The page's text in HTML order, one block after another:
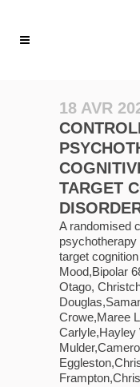
18 AVR
TARGET
A randomised
psychotherapy
target
Mood,Bipolar
Otago,
Crowe,Maree
Carlyle,Hayley